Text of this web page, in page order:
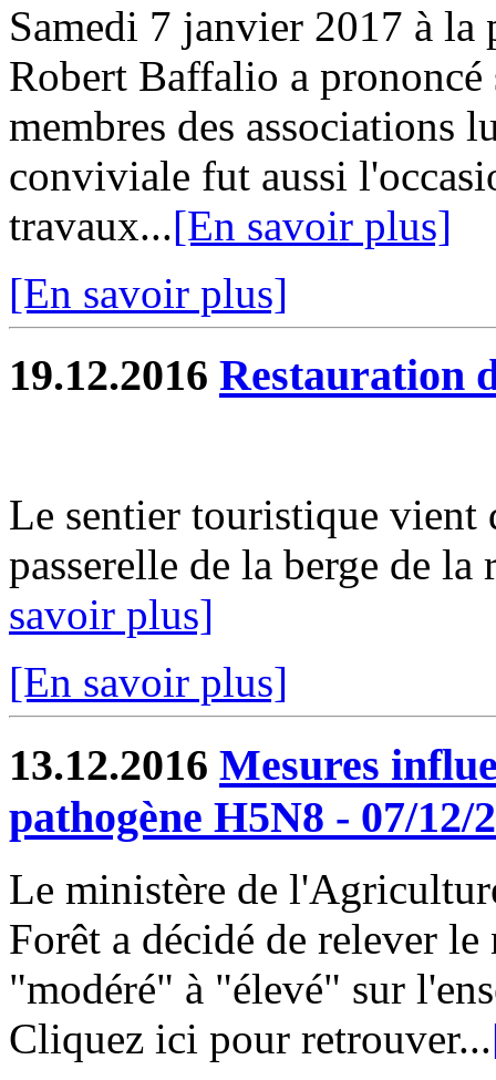
Samedi 7 janvier 2017 à la
Robert Baffalio a prononcé
membres des associations
conviviale fut aussi
travaux...[En savoir plus]
[En savoir plus]
19.12.2016 Restauration
Le sentier touristique vient
passerelle de la berge de
savoir plus]
[En savoir plus]
13.12.2016 Mesures
pathogène H5N8 - 07/12/
Le ministère de
Forêt a décidé de relever
"modéré" à "élevé" sur
Cliquez ici pour retrouver...